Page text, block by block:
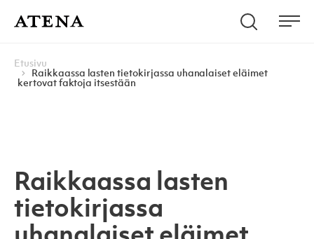
Atena Kustannus Hae
Navigoi
Etusivu
Raikkaassa lasten tietokirjassa uhanalaiset eläimet
kertovat faktoja itsestään
Raikkaassa lasten
tietokirjassa